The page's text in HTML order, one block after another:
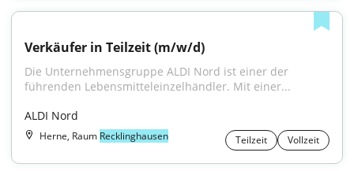
Verkäufer in Teilzeit (m/w/d)
Die Unternehmensgruppe ALDI Nord ist einer der
führenden Lebensmitteleinzelhändler. Mit einer...
ALDI Nord
Herne, Raum Recklinghausen Teilzeit Vollzeit